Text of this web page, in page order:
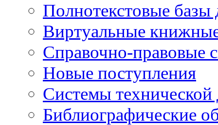
Полнотекстовые
Виртуальные
Справочно-правовые
Новые поступления
Cистемы
Библиографические